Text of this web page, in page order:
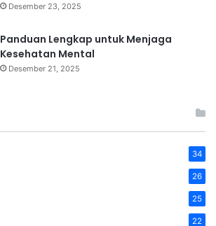
Desember 23, 2025
Panduan Lengkap untuk Menjaga
Kesehatan Mental
Desember 21, 2025
34
26
25
22